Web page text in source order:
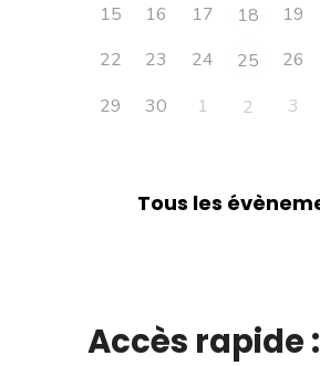
15
16 17 18 19
22
23 24 25 26
29
30 1 2 3
Tous les
Accès rapide :